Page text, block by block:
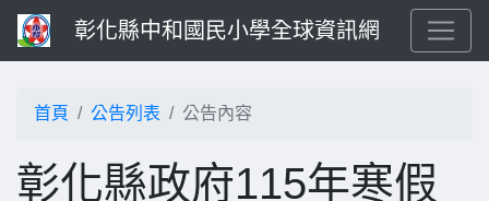
彰化縣中和國民小學全球資訊網
首頁 公告列表 公告內容
彰化縣政府115年寒假